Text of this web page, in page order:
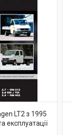
LT2 з 1995
експлуатації